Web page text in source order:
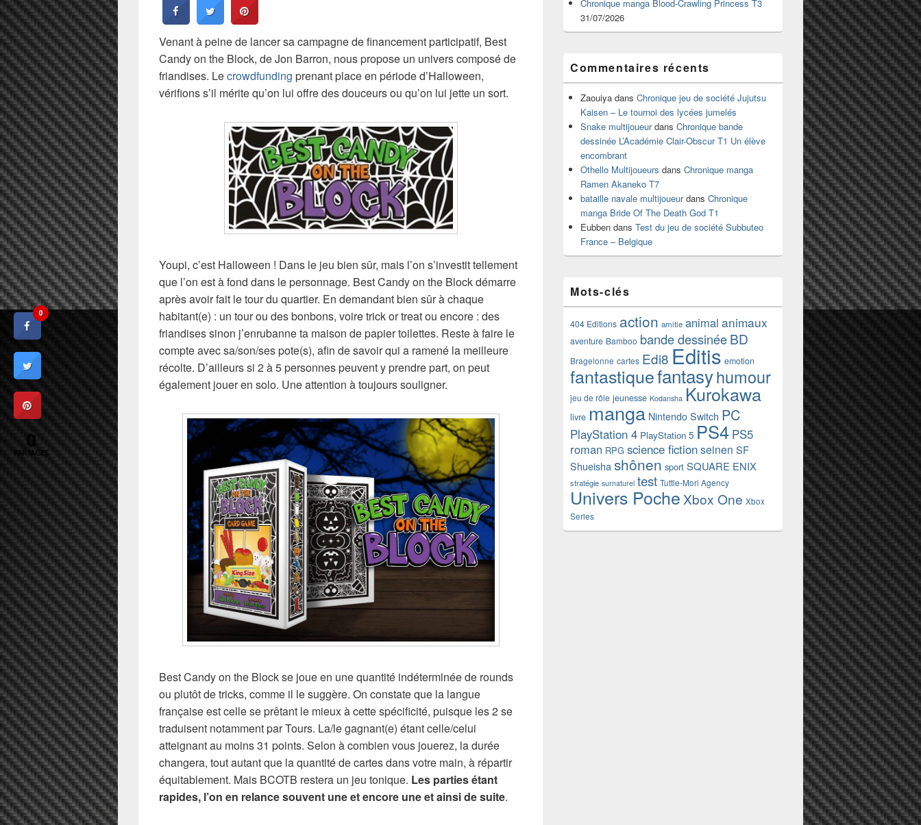
Venant à peine de lancer sa campagne de financement participatif, Best
Candy on the Block, de Jon Barron, nous propose un univers composé de
friandises. Lecrowdfunding prenant place en période d’Halloween,
vérifions s’il mérite qu’on lui offre des douceurs ou qu’on lui jette un sort.
Youpi, c’est Halloween ! Dans le jeu bien sûr, mais l’on s’investit tellement
que l’on est à fond dans le personnage. Best Candy on the Block démarre
après avoir fait le tour du quartier. En demandant bien sûr à chaque
habitant(e) : un tour ou des bonbons, voire trick or treat ou encore : des
friandises sinon j’enrubanne ta maison de papier toilettes. Reste à faire le
compte avec sa/son/ses pote(s), afin de savoir qui a ramené la meilleure
récolte. D’ailleurs si 2 à 5 personnes peuvent y prendre part, on peut
également jouer en solo. Une attention à toujours souligner.
Best Candy on the Block se joue en une quantité indéterminée de rounds
ou plutôt de tricks, comme il le suggère. On constate que la langue
française est celle se prêtant le mieux à cette spécificité, puisque les 2 se
traduisent notamment par Tours. La/le gagnant(e) étant celle/celui
atteignant au moins 31 points. Selon à combien vous jouerez, la durée
changera, tout autant que la quantité de cartes dans votre main, à répartir
équitablement. Mais BCOTB restera un jeu tonique. Les parties étant
rapides, l’on en relance souvent une et encore une et ainsi de suite.
Chronique manga Blood-Crawling Princess T3
31/07/2026
Commentaires récents
Zaouiya dans Chronique jeu de société Jujutsu
Kaisen – Le tournoi des lycées jumelés
Snake multijoueurdans Chronique bande
dessinée L’Académie Clair-Obscur T1 Un élève
encombrant
Othello Multijoueurs dans Chronique manga
Ramen Akaneko T7
bataille navale multijoueurdans Chronique
manga Bride Of The Death God T1
Eubben dans Test du jeu de société Subbuteo
France – Belgique
Mots-clés
404 Editions action amitie animal animaux
aventure Bamboo bande dessinéeBD
Bragelonne cartes Edi8 Editis emotion
fantastiquefantasyhumour
jeu de rôle jeunesse Kodansha Kurokawa
livre manga Nintendo Switch PC
PlayStation 4 PlayStation 5 PS4 PS5
roman RPG science fictionseinen SF
Shueisha shônen sport SQUARE ENIX
stratégie surnaturel test Tuttle-Mori Agency
Univers Poche Xbox One Xbox
Series
0
0
PARTAGES